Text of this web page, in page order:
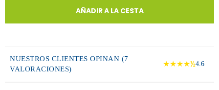
AÑADIR A LA CESTA
NUESTROS CLIENTES OPINAN (7
VALORACIONES)
★★★★½4.6